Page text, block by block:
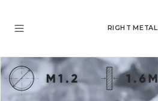
RIGHT METAL